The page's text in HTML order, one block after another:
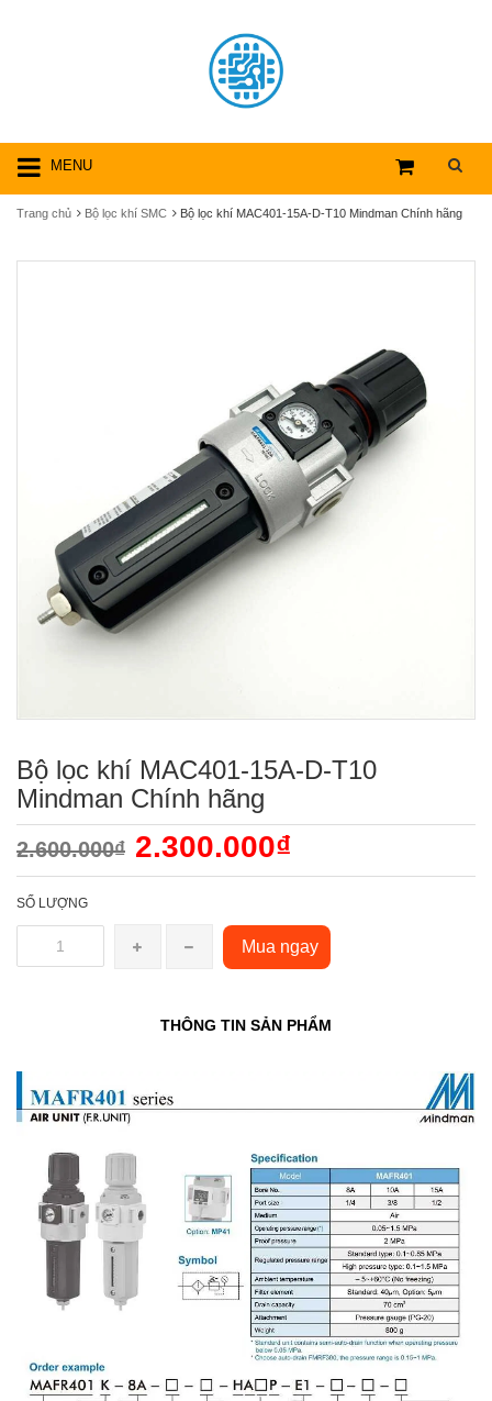
MENU
Trang chủ Bộ lọc khí SMC Bộ lọc khí MAC401-15A-D-T10 Mindman Chính hãng
Bộ lọc khí MAC401-15A-D-T10
Mindman Chính hãng
2.600.000₫ 2.300.000₫
SỐ LƯỢNG
Mua ngay
THÔNG TIN SẢN PHẨM